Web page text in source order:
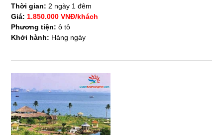
Thời gian: 2 ngày 1 đêm
Giá: 1.850.000 VNĐ/khách
Phương tiện:ô tô
Khởi hành: Hàng ngày